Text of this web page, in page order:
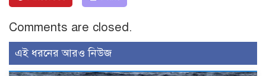
Comments are closed.
এই ধরনের আরও নিউজ